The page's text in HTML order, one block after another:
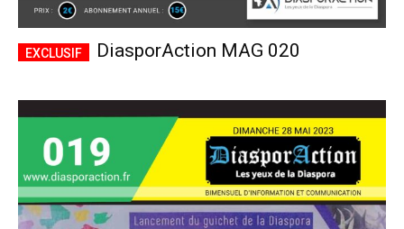
DiasporAction MAG 020